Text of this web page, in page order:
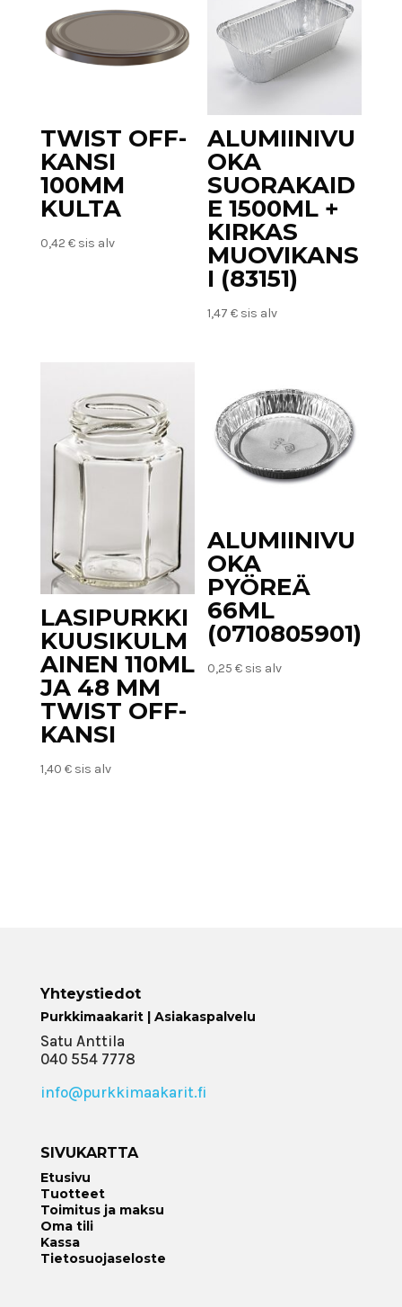
TWIST OFF-
KANSI
100MM
KULTA
0,42 € sis alv
ALUMIINIVU
OKA
SUORAKAID
E 1500ML +
KIRKAS
MUOVIKANS
I (83151)
1,47€ sis alv
LASIPURKKI
KUUSIKULM
AINEN 110ML
JA 48 MM
TWIST OFF-
KANSI
1,40 € sis alv
ALUMIINIVU
OKA
PYÖREÄ
66ML
(0710805901)
0,25€ sis alv
Yhteystiedot
Purkkimaakarit | Asiakaspalvelu
Satu Anttila
040 554 7778
info@purkkimaakarit.fi
SIVUKARTTA
Etusivu
Tuotteet
Toimitus ja maksu
Oma tili
Kassa
Tietosuojaseloste